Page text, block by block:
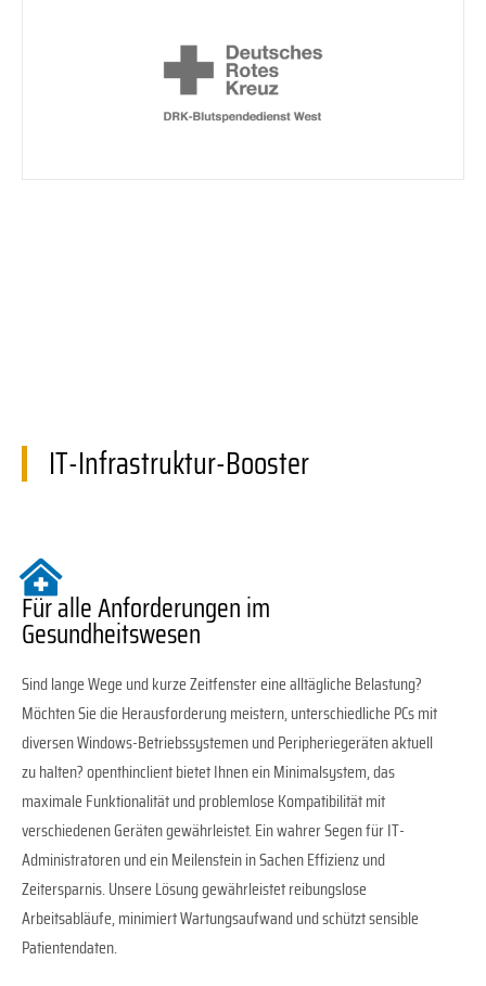
IT-Infrastruktur-Booster
Für alle Anforderungen im
Gesundheitswesen
Sind lange Wege und kurze Zeitfenster eine alltägliche Belastung?
Möchten Sie die Herausforderung meistern, unterschiedliche PCs mit
diversen Windows-Betriebssystemen und Peripheriegeräten aktuell
zu halten? openthinclient bietet Ihnen ein Minimalsystem, das
maximale Funktionalität und problemlose Kompatibilität mit
verschiedenen Geräten gewährleistet. Ein wahrer Segen für IT-
Administratoren und ein Meilenstein in Sachen Effizienz und
Zeitersparnis. Unsere Lösung gewährleistet reibungslose
Arbeitsabläufe, minimiert Wartungsaufwand und schützt sensible
Patientendaten.